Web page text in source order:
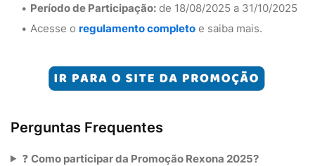
Período de Participação: de 18/08/2025 a 31/10/2025
Acesse o regulamento completo e saiba mais.
Perguntas Frequentes
❓ Como participar da Promoção Rexona 2025?